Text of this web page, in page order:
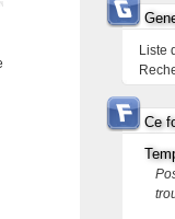
Liste
Ce